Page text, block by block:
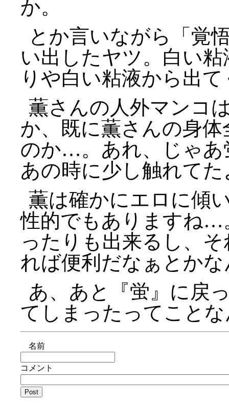
か。
とか言いながら「覚
い出したヤツ。白い
りや白い粘液から出
薫さんの人外マンコ
か、既に薫さんの身
のか…。あれ、じゃ
あの時に少し触れて
薫は確かにエロに傾
性的でもありますね…
ったりも出来るし、
れば便利だなぁとか
あ、あと『蛍』に戻
てしまったってこと
名前
コメント